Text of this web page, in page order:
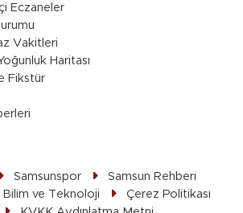
Eczaneler
Vakitleri
Haritası
Fikstür
Samsunspor
Samsun Rehberi
Bilim ve Teknoloji
Çerez Politikası